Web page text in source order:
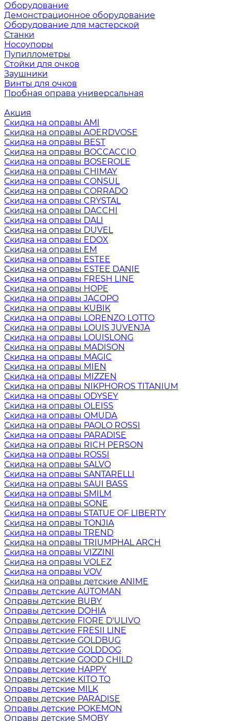
Оборудование
Демонстрационное оборудование
Оборудование для мастерской
Станки
Носоупоры
Пупиллометры
Стойки для очков
Заушники
Винты для очков
Пробная оправа универсальная
Акция
Скидка на оправы AMI
Скидка на оправы AOERDVOSE
Скидка на оправы BEST
Скидка на оправы BOCCACCIO
Скидка на оправы BOSEROLE
Скидка на оправы CHIMAY
Скидка на оправы CONSUL
Скидка на оправы CORRADO
Скидка на оправы CRYSTAL
Скидка на оправы DACCHI
Скидка на оправы DALI
Скидка на оправы DUVEL
Скидка на оправы EDOX
Скидка на оправы EM
Скидка на оправы ESTEE
Скидка на оправы ESTEE DANIE
Скидка на оправы FRESH LINE
Скидка на оправы HOPE
Скидка на оправы JACOPO
Скидка на оправы KUBIK
Скидка на оправы LORENZO LOTTO
Скидка на оправы LOUIS JUVENJA
Скидка на оправы LOUISLONG
Скидка на оправы MADISON
Скидка на оправы MAGIC
Скидка на оправы MIEN
Скидка на оправы MIZZEN
Скидка на оправы NIKPHOROS TITANIUM
Скидка на оправы ODYSEY
Скидка на оправы OLEISS
Скидка на оправы OMUDA
Скидка на оправы PAOLO ROSSI
Скидка на оправы PARADISE
Скидка на оправы RICH PERSON
Скидка на оправы ROSSI
Скидка на оправы SALVO
Скидка на оправы SANTARELLI
Скидка на оправы SAUI BASS
Скидка на оправы SMILM
Скидка на оправы SONE
Скидка на оправы STATUE OF LIBERTY
Скидка на оправы TONJIA
Скидка на оправы TREND
Скидка на оправы TRIUMPHAL ARCH
Скидка на оправы VIZZINI
Скидка на оправы VOLEZ
Скидка на оправы VOV
Скидка на оправы детские ANIME
Оправы детские AUTOMAN
Оправы детские BUBY
Оправы детские DOHIA
Оправы детские FIORE D'ULIVO
Оправы детские FRESII LINE
Оправы детские GOLDBUG
Оправы детские GOLDDOG
Оправы детские GOOD CHILD
Оправы детские HAPPY
Оправы детские KITO TO
Оправы детские MILK
Оправы детские PARADISE
Оправы детские POKEMON
Оправы детские SMOBY